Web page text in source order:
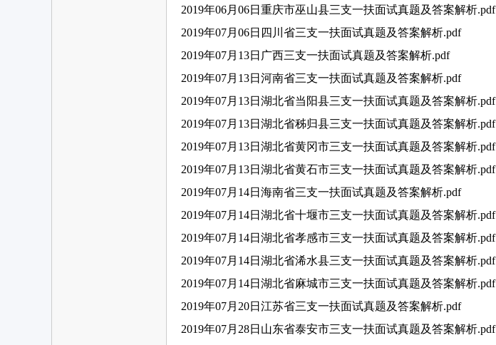
2019年06月06日重庆市巫山县三支一扶面试真题及答案解析.pdf
2019年07月06日四川省三支一扶面试真题及答案解析.pdf
2019年07月13日广西三支一扶面试真题及答案解析.pdf
2019年07月13日河南省三支一扶面试真题及答案解析.pdf
2019年07月13日湖北省当阳县三支一扶面试真题及答案解析.pdf
2019年07月13日湖北省秭归县三支一扶面试真题及答案解析.pdf
2019年07月13日湖北省黄冈市三支一扶面试真题及答案解析.pdf
2019年07月13日湖北省黄石市三支一扶面试真题及答案解析.pdf
2019年07月14日海南省三支一扶面试真题及答案解析.pdf
2019年07月14日湖北省十堰市三支一扶面试真题及答案解析.pdf
2019年07月14日湖北省孝感市三支一扶面试真题及答案解析.pdf
2019年07月14日湖北省浠水县三支一扶面试真题及答案解析.pdf
2019年07月14日湖北省麻城市三支一扶面试真题及答案解析.pdf
2019年07月20日江苏省三支一扶面试真题及答案解析.pdf
2019年07月28日山东省泰安市三支一扶面试真题及答案解析.pdf